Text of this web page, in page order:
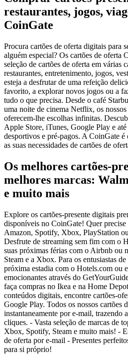
restaurantes, jogos,
CoinGate
Procura cartões de oferta digitais para
alguém especial? Os cartões de oferta
seleção de cartões de oferta em várias
restaurantes, entretenimento, jogos,
esteja a desfrutar de uma refeição
favorito, a explorar novos jogos ou a
tudo o que precisa. Desde o café
uma noite de cinema Netflix, os
oferecem-lhe escolhas infinitas.
Apple Store, iTunes, Google Play e até
desportivos e pré-pagos. A CoinGate é
as suas necessidades de cartões de
Os melhores cartões-
melhores marcas:
e muito mais
Explore os cartões-presente digitais
disponíveis no CoinGate! Quer precise
Amazon, Spotify, Xbox, PlayStation
Desfrute de streaming sem fim com o
suas próximas férias com o Airbnb ou
Steam e a Xbox. Para os entusiastas
próxima estadia com o Hotels.com ou
emocionantes através do
faça compras no Ikea e na Home
conteúdos digitais, encontre cartões-
Google Play. Todos os nossos cartões
instantaneamente por e-mail, trazendo
cliques. - Vasta seleção de marcas de
Xbox, Spotify, Steam e muito mais! -
de oferta por e-mail - Presentes
para si próprio!